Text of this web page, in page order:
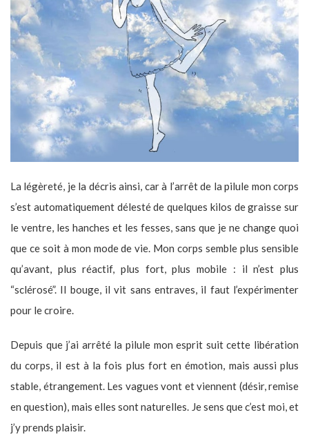
La légèreté, je la décris ainsi, car à l’arrêt de la pilule mon corps
s’est automatiquement délesté de quelques kilos de graisse sur
le ventre, les hanches et les fesses, sans que je ne change quoi
que ce soit à mon mode de vie. Mon corps semble plus sensible
qu’avant, plus réactif, plus fort, plus mobile : il n’est plus
“sclérosé”. Il bouge, il vit sans entraves, il faut l’expérimenter
pour le croire.
Depuis que j’ai arrêté la pilule mon esprit suit cette libération
du corps, il est à la fois plus fort en émotion, mais aussi plus
stable, étrangement. Les vagues vont et viennent (désir, remise
en question), mais elles sont naturelles. Je sens que c’est moi, et
j’y prends plaisir.